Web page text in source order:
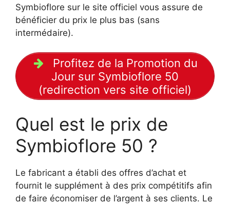
Symbioflore sur le site officiel vous assure de
bénéficier du prix le plus bas (sans
intermédaire).
Profitez de la Promotion du
Jour sur Symbioflore 50
(redirection vers site officiel)
Quel est le prix de
Symbioflore 50 ?
Le fabricant a établi des offres d’achat et
fournit le supplément à des prix compétitifs afin
de faire économiser de l’argent à ses clients. Le